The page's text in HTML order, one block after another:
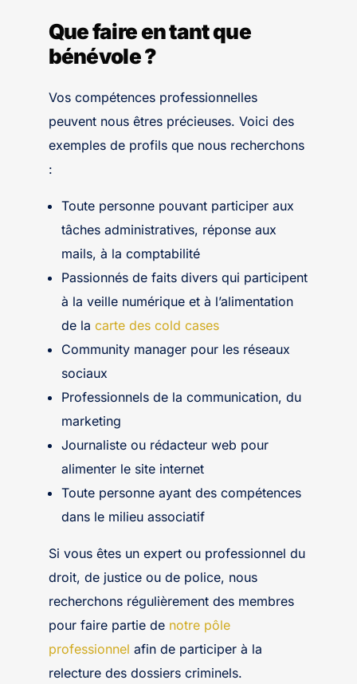
Que faire en tant que
bénévole ?
Vos compétences professionnelles
peuvent nous êtres précieuses. Voici des
exemples de profils que nous recherchons
:
Toute personne pouvant participer aux
tâches administratives, réponse aux
mails, à la comptabilité
Passionnés de faits divers qui participent
à la veille numérique et à l’alimentation
de la carte des cold cases
Community manager pour les réseaux
sociaux
Professionnels de la communication, du
marketing
Journaliste ou rédacteur web pour
alimenter le site internet
Toute personne ayant des compétences
dans le milieu associatif
Si vous êtes un expert ou professionnel du
droit, de justice ou de police, nous
recherchons régulièrement des membres
pour faire partie de notre pôle
professionnel afin de participer à la
relecture des dossiers criminels.